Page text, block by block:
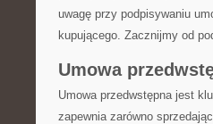
⁢uwagę przy podpisywaniu
‍kupującego. Zacznijmy od
Umowa
Umowa przedwstępna jest
zapewnia zarówno